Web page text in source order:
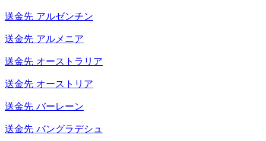
送金先 アルゼンチン
送金先 アルメニア
送金先 オーストラリア
送金先 オーストリア
送金先 バーレーン
送金先 バングラデシュ